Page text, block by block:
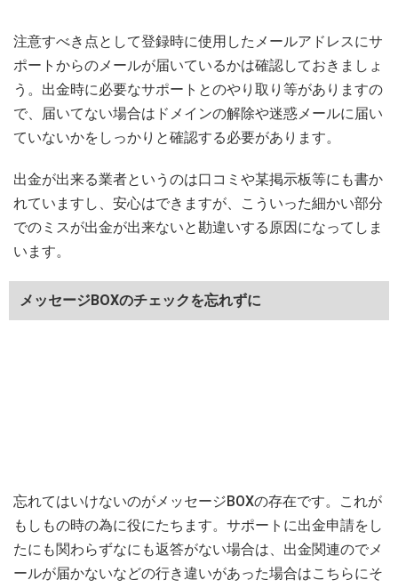
注意すべき点として登録時に使用したメールアドレスにサ
ポートからのメールが届いているかは確認しておきましょ
う。出金時に必要なサポートとのやり取り等がありますの
で、届いてない場合はドメインの解除や迷惑メールに届い
ていないかをしっかりと確認する必要があります。
出金が出来る業者というのは口コミや某掲示板等にも書か
れていますし、安心はできますが、こういった細かい部分
でのミスが出金が出来ないと勘違いする原因になってしま
います。
メッセージBOXのチェックを忘れずに
忘れてはいけないのがメッセージBOXの存在です。これが
もしもの時の為に役にたちます。サポートに出金申請をし
たにも関わらずなにも返答がない場合は、出金関連のでメ
ールが届かないなどの行き違いがあった場合はこちらにそ